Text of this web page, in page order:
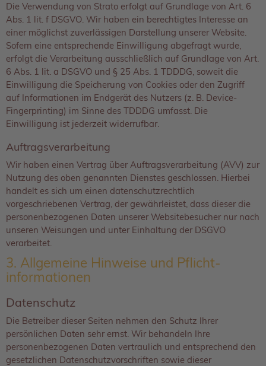
Die Verwendung von Strato erfolgt auf Grundlage von Art. 6
Abs. 1 lit. f DSGVO. Wir haben ein berechtigtes Interesse an
einer möglichst zuverlässigen Darstellung unserer Website.
Sofern eine entsprechende Einwilligung abgefragt wurde,
erfolgt die Verarbeitung ausschließlich auf Grundlage von Art.
6 Abs. 1 lit. a DSGVO und § 25 Abs. 1 TDDDG, soweit die
Einwilligung die Speicherung von Cookies oder den Zugriff
auf Informationen im Endgerät des Nutzers (z. B. Device-
Fingerprinting) im Sinne des TDDDG umfasst. Die
Einwilligung ist jederzeit widerrufbar.
Auftragsverarbeitung
Wir haben einen Vertrag über Auftragsverarbeitung (AVV) zur
Nutzung des oben genannten Dienstes geschlossen. Hierbei
handelt es sich um einen datenschutzrechtlich
vorgeschriebenen Vertrag, der gewährleistet, dass dieser die
personenbezogenen Daten unserer Websitebesucher nur nach
unseren Weisungen und unter Einhaltung der DSGVO
verarbeitet.
3. Allgemeine Hinweise und Pflicht­
informationen
Datenschutz
Die Betreiber dieser Seiten nehmen den Schutz Ihrer
persönlichen Daten sehr ernst. Wir behandeln Ihre
personenbezogenen Daten vertraulich und entsprechend den
gesetzlichen Datenschutzvorschriften sowie dieser